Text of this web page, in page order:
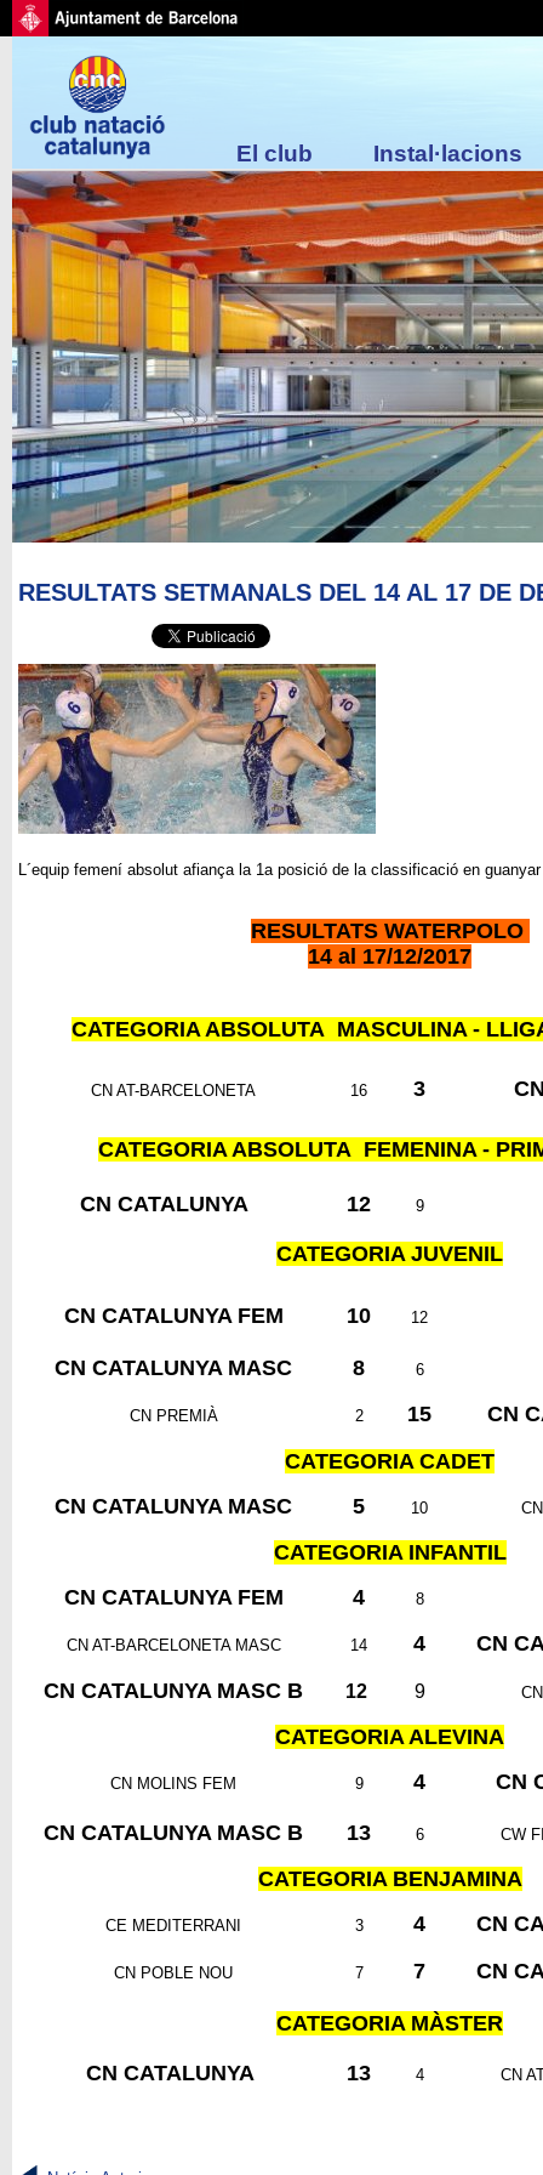
El club Instal·lacions
RESULTATS SETMANALS DEL 14 AL 17 DE
L´equip femení absolut afiança la 1a posició de la classificació en
RESULTATS WATERPOLO
14 al 17/12/2017
CATEGORIA ABSOLUTA MASCULINA -
CN AT-BARCELONETA 16 3
CATEGORIA ABSOLUTA FEMENINA -
CN CATALUNYA 12 9
CATEGORIA JUVENIL
CN CATALUNYA FEM 10 12
CN CATALUNYA MASC 8 6
CN PREMIÀ 2 15
CN
CATEGORIA CADET
CN CATALUNYA MASC
5 10
CATEGORIA INFANTIL
CN CATALUNYA FEM
4 8
CN AT-BARCELONETA MASC 14 4
CN
CN CATALUNYA MASC B
12 9
CATEGORIA ALEVINA
CN MOLINS FEM 9 4 CN
CN CATALUNYA MASC B 13 6 CW
CATEGORIA BENJAMINA
CE MEDITERRANI 3 4 CN
CN POBLE NOU 7 7 CN
CATEGORIA MÀSTER
CN CATALUNYA 13 4 CN